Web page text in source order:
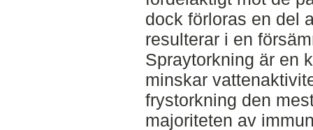
dock förloras en del
resulterar i en
Spraytorkning är en
minskar
frystorkning den
majoriteten av